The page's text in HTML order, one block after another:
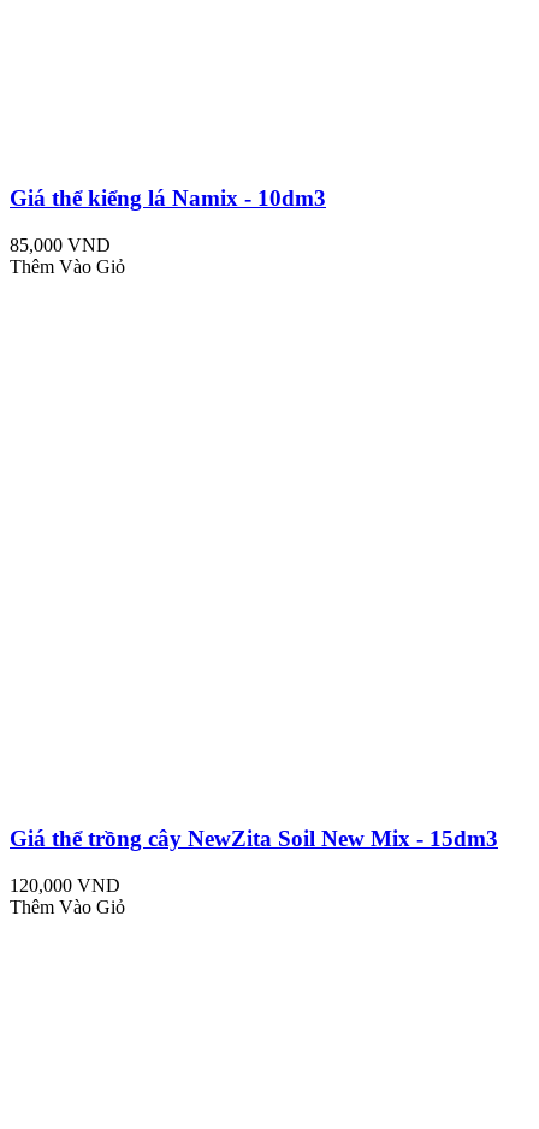
Giá thể kiểng lá Namix - 10dm3
85,000 VND
Thêm Vào Giỏ
Giá thể trồng cây NewZita Soil New Mix - 15dm3
120,000 VND
Thêm Vào Giỏ